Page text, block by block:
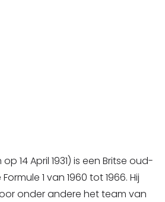
14 April 1931) is een Britse oud-
1 van 1960 tot 1966. Hij
onder andere het team van